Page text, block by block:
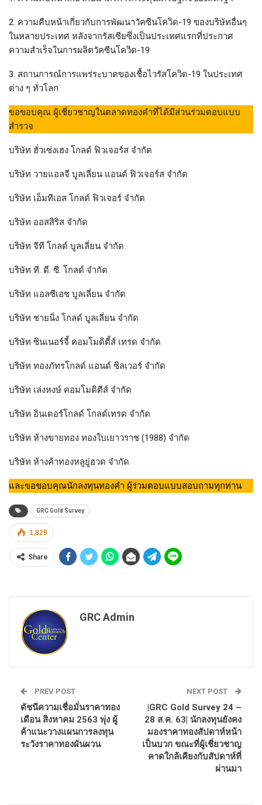
2. ความคืบหน้าเกี่ยวกับการพัฒนาวัคซีนโควิด-19 ของบริษัทอื่นๆ
ในหลายประเทศ หลังจากรัสเซียซึ่งเป็นประเทศแรกที่ประกาศ
ความสำเร็จในการผลิตวัคซีนโควิด-19
3. สถานการณ์การแพร่ระบาดของเชื้อไวรัสโควิด-19 ในประเทศ
ต่าง ๆ ทั่วโลก
ขอขอบคุณ ผู้เชี่ยวชาญในตลาดทองคำที่ได้มีส่วนร่วมตอบแบบ
สำรวจ
บริษัท ฮั่วเซ่งเฮง โกลด์ ฟิวเจอร์ส จำกัด
บริษัท วายแอลจี บูลเลี่ยน แอนด์ ฟิวเจอร์ส จำกัด
บริษัท เอ็มทีเอส โกลด์ ฟิวเจอร์ จำกัด
บริษัท ออสสิริส จำกัด
บริษัท จีที โกลด์ บูลเลี่ยน จำกัด
บริษัท ที. ดี. ซี. โกลด์ จำกัด
บริษัท แอลซีเอช บูลเลี่ยน จำกัด
บริษัท ชายนิ่ง โกลด์ บูลเลี่ยน จำกัด
บริษัท ซินเนอร์จี้ คอมโมดิตี้ส์ เทรด จำกัด
บริษัท ทองภัทรโกลด์ แอนด์ ซิลเวอร์ จำกัด
บริษัท เล่งหงษ์ คอมโมดิตีส์ จำกัด
บริษัท อินเตอร์โกลด์ โกลด์เทรด จำกัด
บริษัท ห้างขายทอง ทองใบเยาวราช (1988) จำกัด
บริษัท ห้างค้าทองหลูยู่ฮวด จำกัด
และขอขอบคุณนักลงทุนทองคำ ผู้ร่วมตอบแบบสอบถามทุกท่าน
GRC Gold Survey
1,829
Share
GRC Admin
PREV POST
ดัชนีความเชื่อมั่นราคาทอง
เดือน สิงหาคม 2563 พุ่ง ผู้
ค้าแนะวางแผนการลงทุน
ระวังราคาทองผันผวน
NEXT POST
|GRC Gold Survey 24 –
28 ส.ค. 63| นักลงทุนยังคง
มองราคาทองสัปดาห์หน้า
เป็นบวก ขณะที่ผู้เชี่ยวชาญ
คาดใกล้เคียงกับสัปดาห์ที่
ผ่านมา